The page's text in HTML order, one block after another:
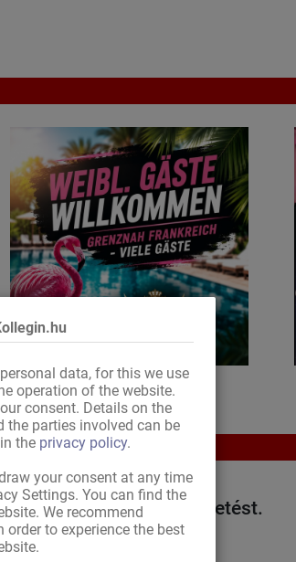
data, for this we use
operation of the website.
consent. Details on the
the parties involved can be
the privacy policy.
your consent at any time
Settings. You can find the
We recommend
to experience the best
Hölgy vendégek részére
látogató!
eredményezett hirdetést.
módon: